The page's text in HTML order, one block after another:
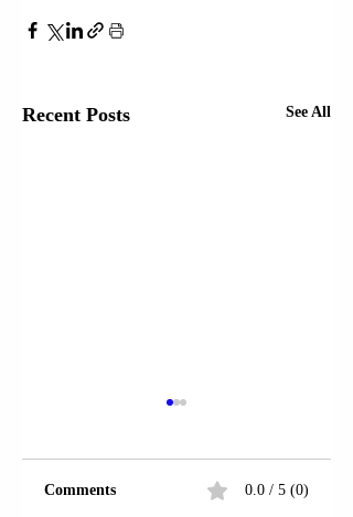
Recent Posts See All
Comments 0.0 / 5 (0)